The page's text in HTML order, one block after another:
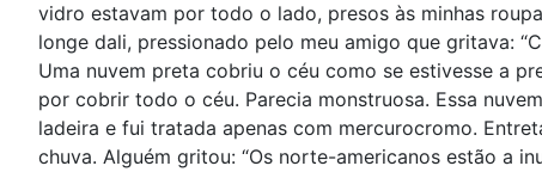
vidro estavam por todo o lado, presos às minhas
longe dali, pressionado pelo meu amigo que gritava:
Uma nuvem preta cobriu o céu como se estivesse a
por cobrir todo o céu. Parecia monstruosa. Essa
ladeira e fui tratada apenas com mercurocromo.
chuva. Alguém gritou: “Os norte-americanos estão a